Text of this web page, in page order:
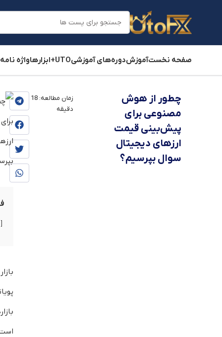
صفحه نخستآموزشدوره‌های آموزشیUTO+ ابزارهاواژه نامه
بلاگ »آموزش
چطور از هوش
مصنوعی برای
پیش‌بینی قیمت
ارزهای دیجیتال
سوال بپرسیم؟
زمان مطالعه: 18
دقیقه